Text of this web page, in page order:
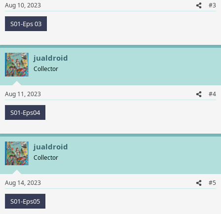
Aug 10, 2023 #3
S01-Eps 03
jualdroid
Collector
Aug 11, 2023 #4
S01-Eps04
jualdroid
Collector
Aug 14, 2023 #5
S01-Eps05